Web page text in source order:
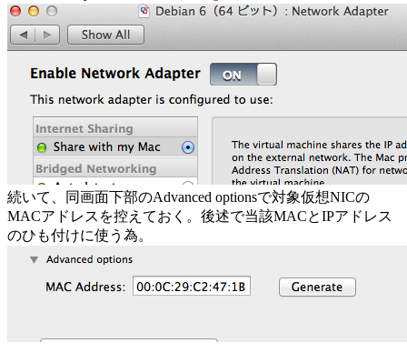
続いて、同画面下部のAdvanced optionsで対象仮想NICの
MACアドレスを控えておく。後述で当該MACとIPアドレス
のひも付けに使う為。